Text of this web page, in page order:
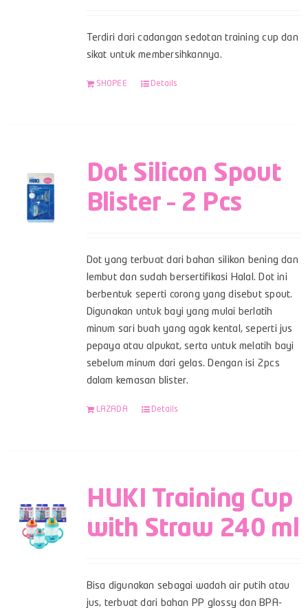
Terdiri dari cadangan sedotan training cup dan
sikat untuk membersihkannya.
SHOPEE Details
Dot Silicon Spout
Blister – 2 Pcs
Dot yang terbuat dari bahan silikon bening dan
lembut dan sudah bersertifikasi Halal. Dot ini
berbentuk seperti corong yang disebut spout.
Digunakan untuk bayi yang mulai berlatih
minum sari buah yang agak kental, seperti jus
pepaya atau alpukat, serta untuk melatih bayi
sebelum minum dari gelas. Dengan isi 2pcs
dalam kemasan blister.
LAZADA Details
HUKI Training Cup
with Straw 240 ml
Bisa digunakan sebagai wadah air putih atau
jus, terbuat dari bahan PP glossy dan BPA-